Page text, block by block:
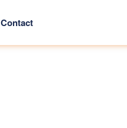
Contact